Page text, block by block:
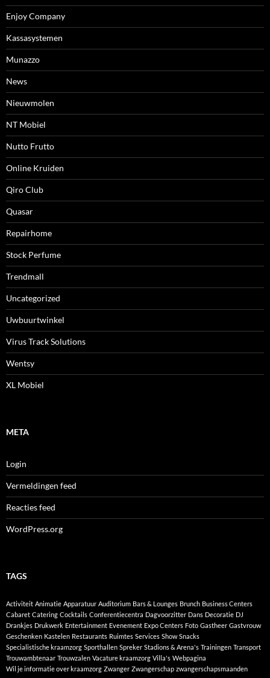
Enjoy Company
Kassasystemen
Munazzo
News
Nieuwmolen
NT Mobiel
Nutto Frutto
Online Kruiden
Qiro Club
Quasar
Repairhome
Stock Perfume
Trendmall
Uncategorized
Uwbuurtwinkel
Virus Track Solutions
Wentsy
XL Mobiel
META
Login
Vermeldingen feed
Reacties feed
WordPress.org
TAGS
Activiteit Animatie Apparatuur Auditorium Bars & Lounges Brunch Business Centers
Cabaret Catering Cocktails Conferentiecentra Dagvoorzitter Dans Decoratie DJ
Drankjes Drukwerk Entertainment Evenement Expo Centers Foto Gastheer Gastvrouw
Geschenken Kastelen Restaurants Ruimtes Services Show Snacks
Specialistische kraamzorg Sporthallen Spreker Stadions & Arena's Trainingen Transport
Trouwambtenaar Trouwzalen Vacature kraamzorg Villa's Webpagina
Wil je informatie over kraamzorg Zwanger Zwangerschap zwangerschapsmaanden